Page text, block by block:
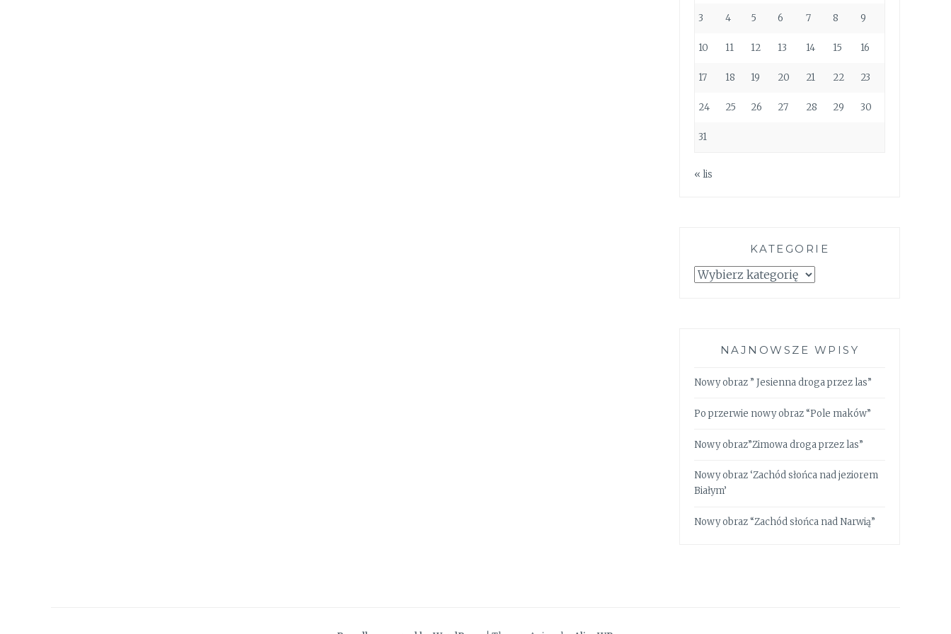
3 4 5 6 7 8 9
10 11 12 13 14 15 16
17 18 19 20 21 22 23
24 25 26 27 28 29 30
31
« lis
KATEGORIE
Kategorie
NAJNOWSZE WPISY
Nowy obraz ” Jesienna droga przez las”
Po przerwie nowy obraz “Pole maków”
Nowy obraz”Zimowa droga przez las”
Nowy obraz ‘Zachód słońca nad jeziorem
Białym’
Nowy obraz “Zachód słońca nad Narwią”